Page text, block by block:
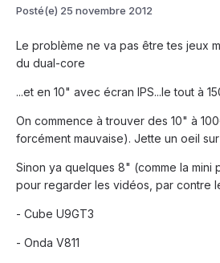
Posté(e) 25 novembre 2012
Le problème ne va pas être tes jeux
du dual-core
...et en 10" avec écran IPS...le tout à
On commence à trouver des 10" à
forcément mauvaise). Jette un oeil
Sinon ya quelques 8" (comme la
pour regarder les vidéos, par contre
- Cube U9GT3
- Onda V811